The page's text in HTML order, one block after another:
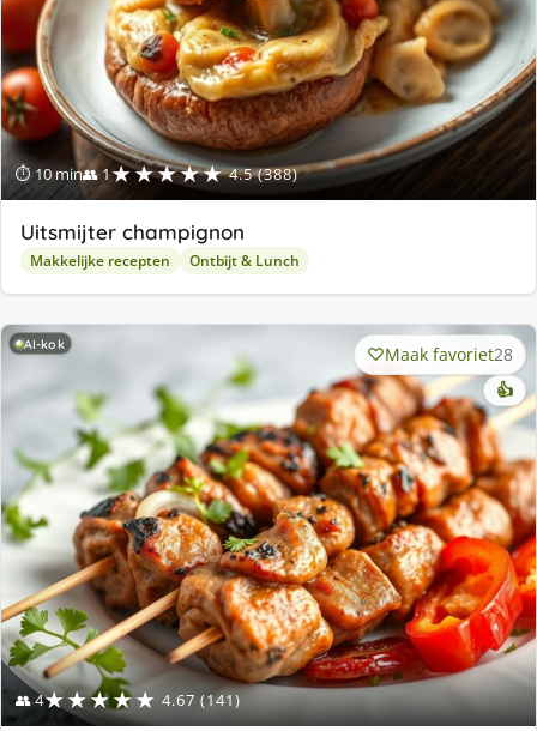
⏱ 10 min👥 1★★★★★ 4.5 (388)
Uitsmijter champignon
Makkelijke recepten Ontbijt & Lunch
AI-kok
👥 4★★★★★ 4.67 (141)
Maak favoriet28
👍